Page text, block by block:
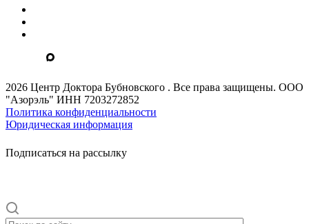
2026 Центр Доктора Бубновского . Все права защищены. ООО
"Азорэль" ИНН 7203272852
Политика конфиденциальности
Юридическая информация
Подписаться на рассылку